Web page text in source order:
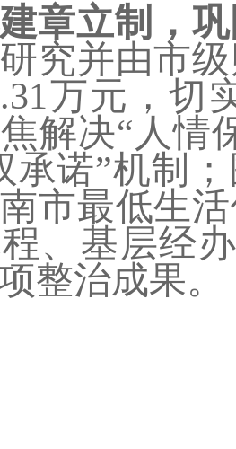
章立制，
究并由市
万元，切
解决“人情
承诺”机制
市最低生
、基层经
整治成果。